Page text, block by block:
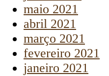
maio 2021
abril 2021
março 2021
fevereiro 2021
janeiro 2021